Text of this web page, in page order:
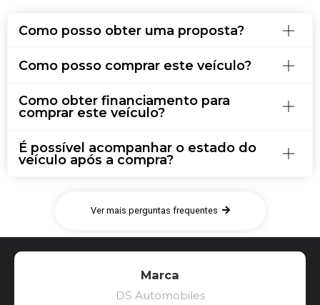
Como posso obter uma proposta?
Como posso comprar este veículo?
Como obter financiamento para
comprar este veículo?
É possível acompanhar o estado do
veículo após a compra?
Ver mais perguntas frequentes
Marca
DS Automobiles